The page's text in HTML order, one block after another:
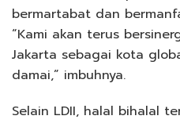
bermartabat dan
“Kami akan terus
Jakarta sebagai kota
damai,” imbuhnya.
Selain LDII, halal bihalal